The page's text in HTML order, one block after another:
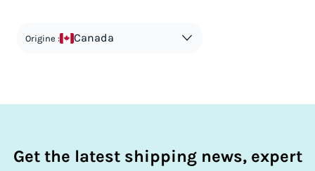
Origine : Canada
Get the latest shipping news, expert